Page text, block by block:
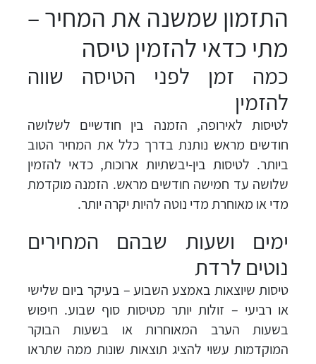
התזמון שמשנה את המחיר –
מתי כדאי להזמין טיסה
כמה זמן לפני הטיסה שווה
להזמין
לטיסות לאירופה, הזמנה בין חודשיים לשלושה
חודשים מראש נותנת בדרך כלל את המחיר הטוב
ביותר. לטיסות בין-יבשתיות ארוכות, כדאי להזמין
שלושה עד חמישה חודשים מראש. הזמנה מוקדמת
מדי או מאוחרת מדי נוטה להיות יקרה יותר.
ימים ושעות שבהם המחירים
נוטים לרדת
טיסות שיוצאות באמצע השבוע – בעיקר ביום שלישי
או רביעי – זולות יותר מטיסות סוף שבוע. חיפוש
בשעות הערב המאוחרות או בשעות הבוקר
המוקדמות עשוי להציג תוצאות שונות ממה שתראו